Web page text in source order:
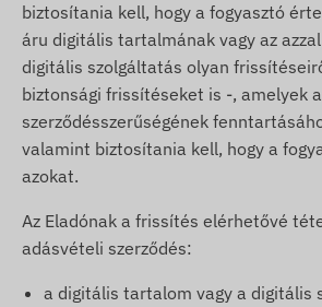
biztosítania kell, hogy a fogyasztó
áru digitális tartalmának vagy az
digitális szolgáltatás olyan
biztonsági frissítéseket is -, amelyek
szerződésszerűségének
valamint biztosítania kell, hogy a
azokat.
Az Eladónak a frissítés elérhetővé
adásvételi szerződés:
a digitális tartalom vagy a digitális